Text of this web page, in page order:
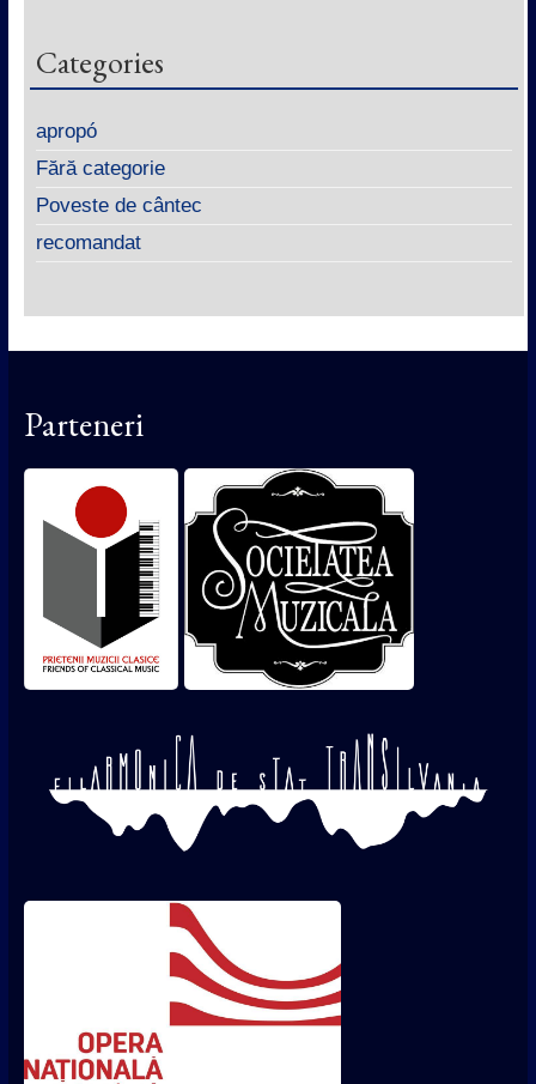
Categories
apropó
Fără categorie
Poveste de cântec
recomandat
Parteneri